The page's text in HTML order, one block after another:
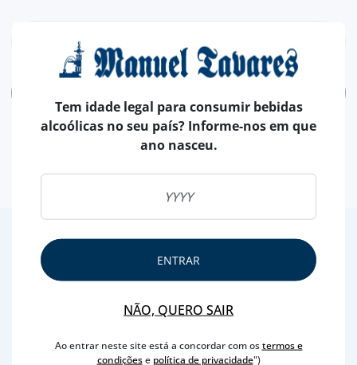
/4
Outras Sugestões
Tem idade legal para consumir bebidas
alcoólicas no seu país? Informe-nos em que
ano nasceu.
ENTRAR
NÃO, QUERO SAIR
Ao entrar neste site está a concordar com ostermos e
condiçõese política de privacidade")